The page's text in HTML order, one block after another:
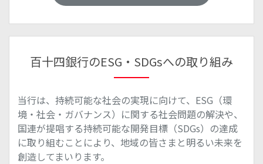
百十四銀行のESG・SDGsへの取り組み
当行は、持続可能な社会の実現に向けて、ESG（環
境・社会・ガバナンス）に関する社会問題の解決や、
国連が提唱する持続可能な開発目標（SDGs）の達成
に取り組むことにより、地域の皆さまと明るい未来を
創造してまいります。